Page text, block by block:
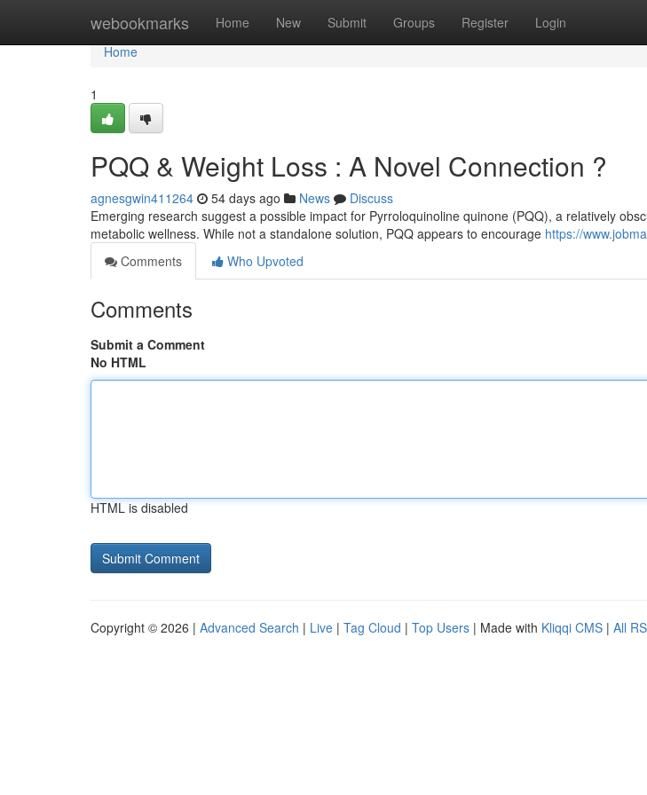
webookmarks Home New Submit Groups Register Login
Home
Home
1
PQQ & Weight Loss : A Novel Connection ?
agnesgwin411264 54 days ago News
Discuss
Emerging research suggest a possible impact for Pyrroloquinoline quinone (PQQ), a relatively
metabolic wellness. While not a standalone solution, PQQ appears to encourage https://
Comments
Who Upvoted
Comments
Submit a Comment
No HTML
HTML is disabled
Copyright © 2026 | Advanced Search | Live | Tag Cloud | Top Users | Made with Kliqqi CMS | All